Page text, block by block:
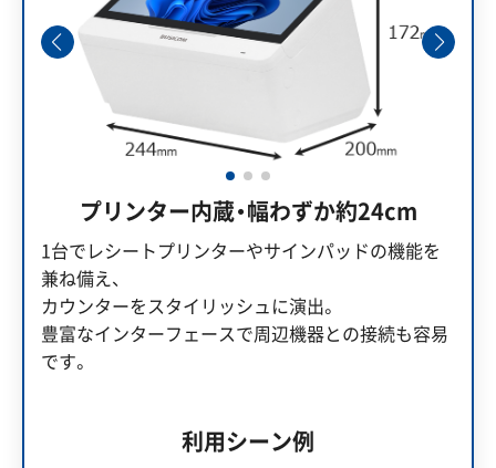
プリンター内蔵・幅わずか約24cm
1台でレシートプリンターやサインパッドの機能を
兼ね備え、
カウンターをスタイリッシュに演出。
豊富なインターフェースで周辺機器との接続も容易
です。
利用シーン例